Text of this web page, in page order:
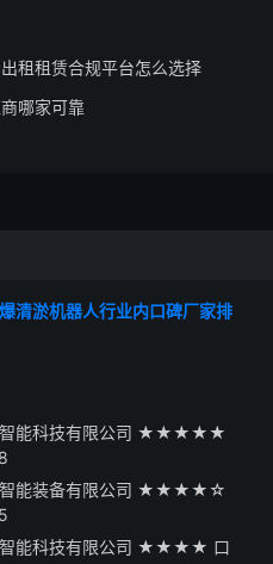
租租赁合规平台怎么选择
哪家可靠
清淤机器人行业内口碑厂家排
智能科技有限公司 ★★★★★
智能装备有限公司 ★★★★☆
智能科技有限公司 ★★★★ 口